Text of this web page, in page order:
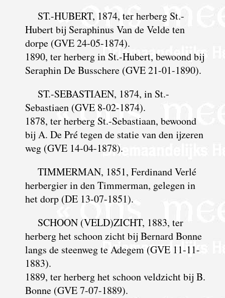
ST.-HUBERT, 1874, ter herberg St.-
Hubert bij Seraphinus Van de Velde ten
dorpe (GVE 24-05-1874).
1890, ter herberg in St.-Hubert, bewoond bij
Seraphin De Busschere (GVE 21-01-1890).
ST.-SEBASTIAEN, 1874, in St.-
Sebastiaen (GVE 8-02-1874).
1878, ter herberg St.-Sebastiaan, bewoond
bij A. De Pré tegen de statie van den ijzeren
weg (GVE 14-04-1878).
TIMMERMAN, 1851, Ferdinand Verlé
herbergier in den Timmerman, gelegen in
het dorp (DE 13-07-1851).
SCHOON (VELD)ZICHT, 1883, ter
herberg het schoon zicht bij Bernard Bonne
langs de steenweg te Adegem (GVE 11-11-
1883).
1889, ter herberg het schoon veldzicht bij B.
Bonne (GVE 7-07-1889).